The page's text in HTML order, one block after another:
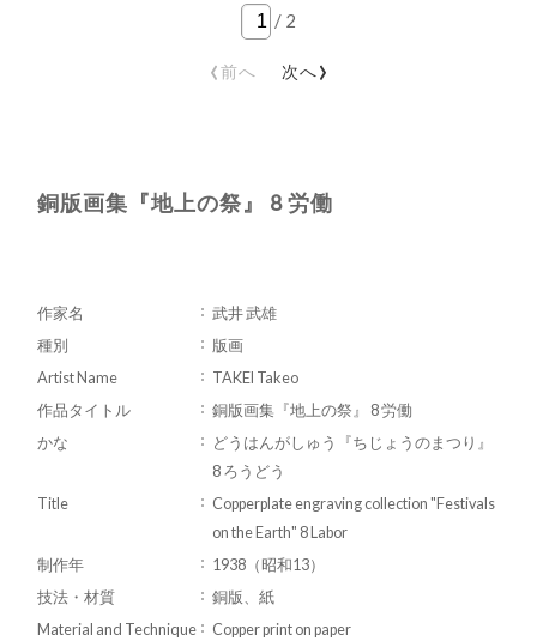
/ 2
‹前へ 次へ›
銅版画集『地上の祭』 8 労働
作家名
武井 武雄
種別
版画
Artist Name
TAKEI Takeo
作品タイトル
銅版画集『地上の祭』 8 労働
かな
どうはんがしゅう『ちじょうのまつり』
8 ろうどう
Title
Copperplate engraving collection "Festivals
on the Earth" 8 Labor
制作年
1938（昭和13）
技法・材質
銅版、紙
Material and Technique
Copper print on paper